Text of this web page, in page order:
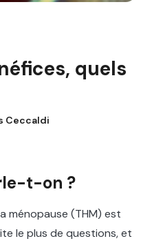
quels
Ceccaldi
t-on ?
ménopause (THM) est
le plus de questions, et